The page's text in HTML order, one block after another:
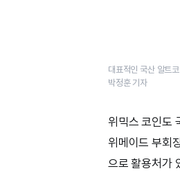
대표적인 국산 알트
박정훈 기자
위믹스 코인도
위메이드 부회
으로 활용처가